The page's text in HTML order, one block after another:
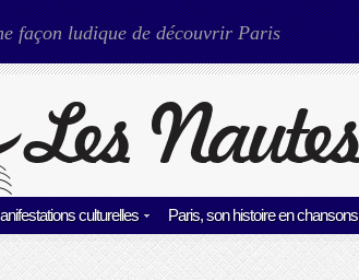
façon ludique de découvrir Paris
culturelles Paris, son histoire en chansons